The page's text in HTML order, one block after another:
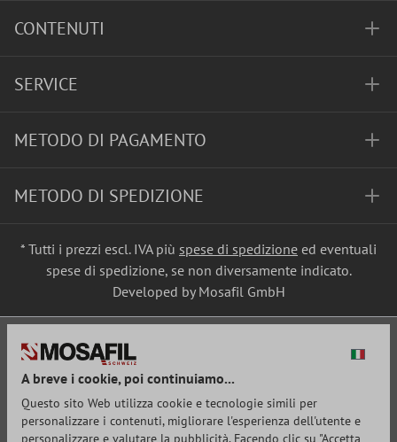
CONTENUTI
SERVICE
METODO DI PAGAMENTO
METODO DI SPEDIZIONE
* Tutti i prezzi escl. IVA più spese di spedizione ed eventuali
spese di spedizione, se non diversamente indicato.
Developed by Mosafil GmbH
A breve i cookie, poi continuiamo...
Questo sito Web utilizza cookie e tecnologie simili per
personalizzare i contenuti, migliorare l'esperienza dell'utente e
personalizzare e valutare la pubblicità. Facendo clic su "Accetta